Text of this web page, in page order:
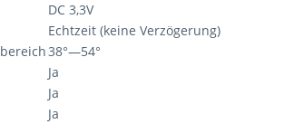
DC 3,3V
Echtzeit (keine Verzögerung)
38°—54°
Ja
Ja
Ja